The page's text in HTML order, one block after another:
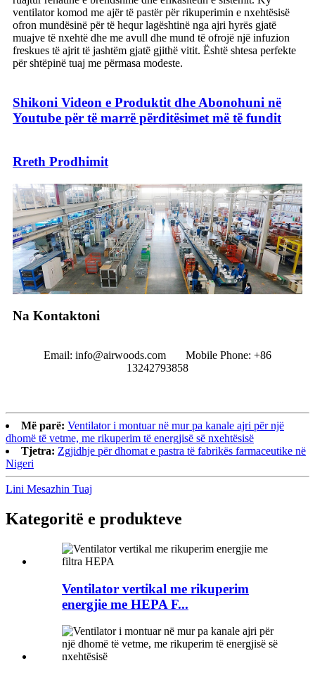
ventilator komod me ajër të pastër për rikuperimin e nxehtësisë
ofron mundësinë për të hequr lagështinë nga ajri hyrës gjatë
muajve të nxehtë dhe me avull dhe mund të ofrojë një infuzion
freskues të ajrit të jashtëm gjatë gjithë vitit. Është shtesa perfekte
për shtëpinë tuaj me përmasa modeste.
Shikoni Videon e Produktit dhe Abonohuni në
Youtube për të marrë përditësimet më të fundit
Rreth Prodhimit
Na Kontaktoni
Email: info@airwoods.com Mobile Phone: +86
13242793858‬
Më parë: Ventilator i montuar në mur pa kanale ajri për një
dhomë të vetme, me rikuperim të energjisë së nxehtësisë
Tjetra: Zgjidhje për dhomat e pastra të fabrikës farmaceutike në
Nigeri
Lini Mesazhin Tuaj
Kategoritë e produkteve
Ventilator vertikal me rikuperim
energjie me HEPA F...